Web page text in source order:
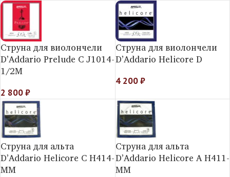
Струна для виолончели
D’Addario Prelude C J1014-
1/2M
2 800₽
Струна для виолончели
D’Addario Helicore D
4 200₽
Струна для альта
D’Addario Helicorе C H414-
MM
Струна для альта
D’Addario Helicorе A H411-
MM